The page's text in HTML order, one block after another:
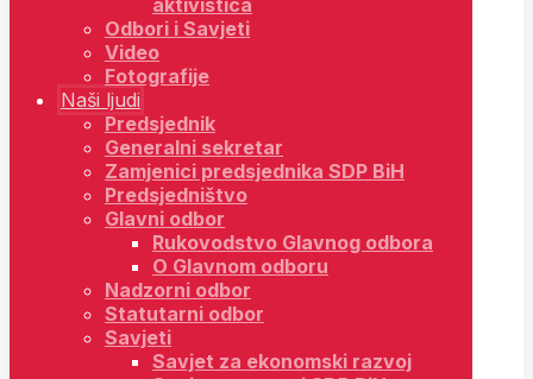
aktivistica
Odbori i Savjeti
Video
Fotografije
Naši ljudi
Predsjednik
Generalni sekretar
Zamjenici predsjednika SDP BiH
Predsjedništvo
Glavni odbor
Rukovodstvo Glavnog odbora
O Glavnom odboru
Nadzorni odbor
Statutarni odbor
Savjeti
Savjet za ekonomski razvoj